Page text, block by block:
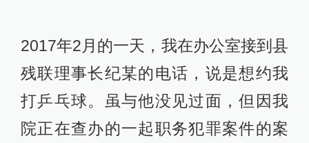
2017年2月的一天，我在办公室接到县
残联理事长纪某的电话，说是想约我
打乒乓球。虽与他没见过面，但因我
院正在查办的一起职务犯罪案件的案